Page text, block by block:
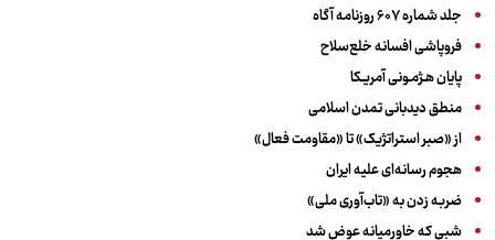
جلد شماره ۶۰۷ روزنامه آگاه
فروپاشی افسانه خلع‌سلاح
پایان هـژمـونی آمریـکا
منطق دیدبانی تمدن اسلامی
از «صبر استراتژیک» تا «مقاومت فعال»
هجوم رسانه‌ای علیه ایران
ضربه زدن به «تاب‌آوری ملی»
شبی که خاورمیانه عوض شد